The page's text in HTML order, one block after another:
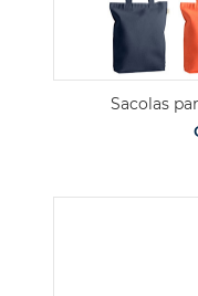
Sacolas